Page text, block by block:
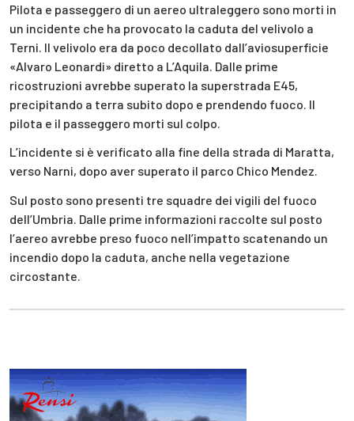
Pilota e passeggero di un aereo ultraleggero sono morti in
un incidente che ha provocato la caduta del velivolo a
Terni. Il velivolo era da poco decollato dall’aviosuperficie
«Alvaro Leonardi» diretto a L’Aquila. Dalle prime
ricostruzioni avrebbe superato la superstrada E45,
precipitando a terra subito dopo e prendendo fuoco. Il
pilota e il passeggero morti sul colpo.
L’incidente si è verificato alla fine della strada di Maratta,
verso Narni, dopo aver superato il parco Chico Mendez.
Sul posto sono presenti tre squadre dei vigili del fuoco
dell’Umbria. Dalle prime informazioni raccolte sul posto
l’aereo avrebbe preso fuoco nell’impatto scatenando un
incendio dopo la caduta, anche nella vegetazione
circostante.